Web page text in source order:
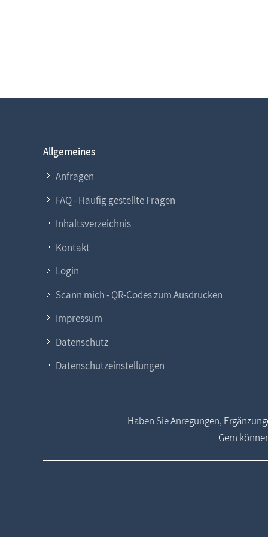
Allgemeines
Anfragen
FAQ - Häufig gestellte Fragen
Inhaltsverzeichnis
Kontakt
Login
Scann mich - QR-Codes zum Ausdrucken
Impressum
Datenschutz
Datenschutzeinstellungen
Haben Sie Anregungen,
Gern